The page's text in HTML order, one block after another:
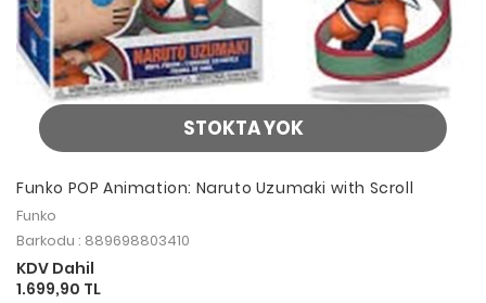
STOKTA YOK
Funko POP Animation: Naruto Uzumaki with Scroll
Funko
Barkodu : 889698803410
KDV Dahil
1.699,90 TL